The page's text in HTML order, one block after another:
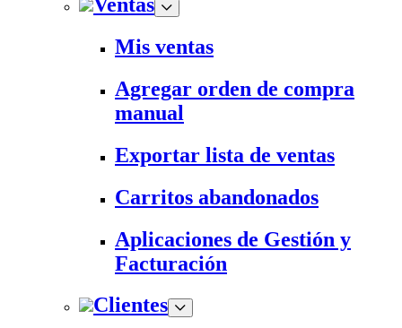
Mis ventas
Agregar orden de compra
manual
Exportar lista de ventas
Carritos abandonados
Aplicaciones de Gestión y
Facturación
Clientes